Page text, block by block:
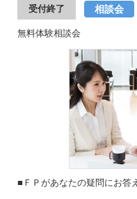
受付終了 相談会
無料体験相談会
■ＦＰがあなたの疑問にお答